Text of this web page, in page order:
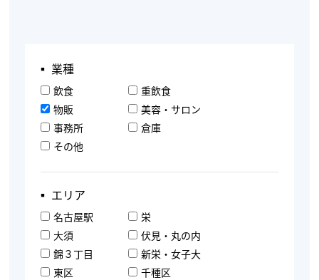
▪︎ 業種
飲食
重飲食
物販
美容・サロン
事務所
倉庫
その他
▪︎ エリア
名古屋駅
栄
大須
伏見・丸の内
錦３丁目
新栄・女子大
東区
千種区